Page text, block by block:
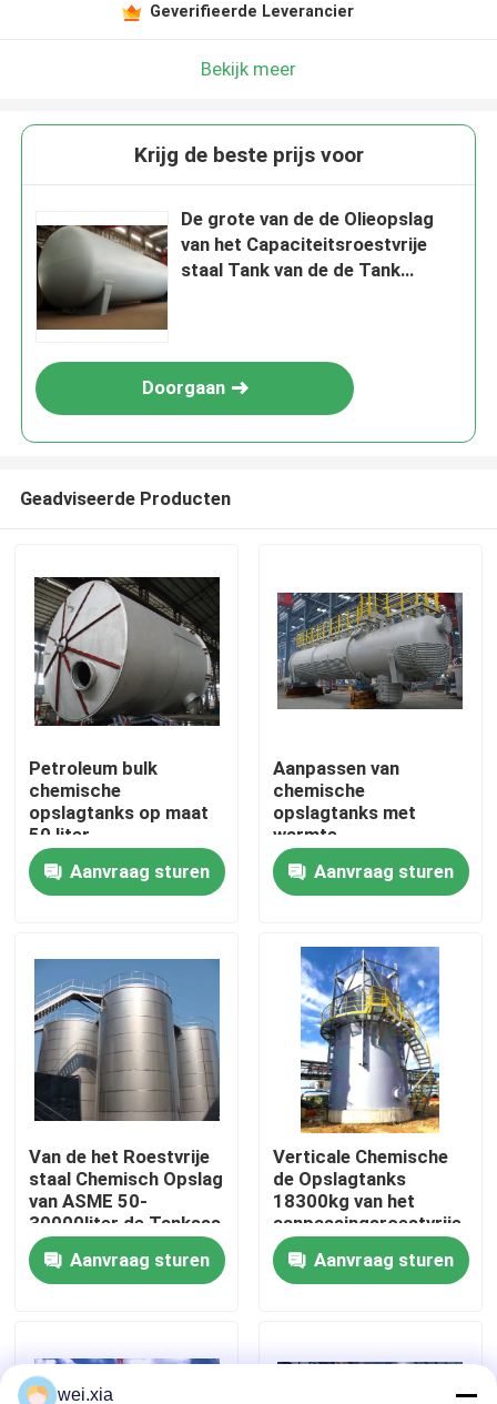
Thuis
Producten
Video's
Fabriekstocht
Kwaliteitscontrole
Neem contact met ons op
Nieuws
AAC-Autoclaaf
Geverifieerde Leverancier
Bekijk meer
Krijg de beste prijs voor
De grote van de de Olieopslag
van het Capaciteitsroestvrije
staal Tank van de de Tank
Doorgaan
Geadviseerde Producten
Petroleum bulk
chemische
opslagtanks op maat
50 liter
Aanvraag sturen
Aanpassen van
chemische
opslagtanks met
warmte-
traceringsbuis
Aanvraag sturen
Van de het Roestvrije
staal Chemisch Opslag
van ASME 50-
30000liter de Tanksss
Opslagvat
Aanvraag sturen
Verticale Chemische
de Opslagtanks
18300kg van het
aanpassingsroestvrije
staal
Aanvraag sturen
wei.xia